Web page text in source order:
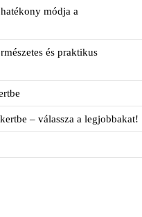
módja a
és praktikus
– válassza a legjobbakat!